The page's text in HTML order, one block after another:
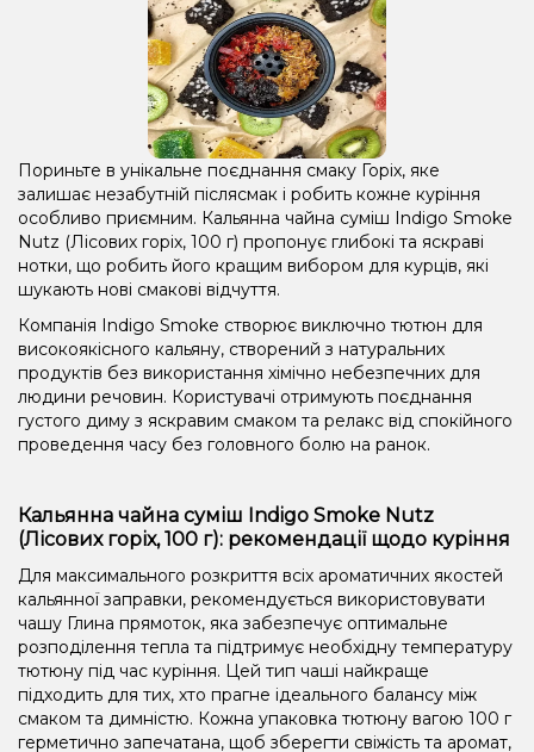
Пориньте в унікальне поєднання смаку Горіх, яке
залишає незабутній післясмак і робить кожне куріння
особливо приємним. Кальянна чайна суміш Indigo Smoke
Nutz (Лісових горіх, 100 г) пропонує глибокі та яскраві
нотки, що робить його кращим вибором для курців, які
шукають нові смакові відчуття.
Компанія Indigo Smoke створює виключно тютюн для
високоякісного кальяну, створений з натуральних
продуктів без використання хімічно небезпечних для
людини речовин. Користувачі отримують поєднання
густого диму з яскравим смаком та релакс від спокійного
проведення часу без головного болю на ранок.
Кальянна чайна суміш Indigo Smoke Nutz
(Лісових горіх, 100 г): рекомендації щодо куріння
Для максимального розкриття всіх ароматичних якостей
кальянної заправки, рекомендується використовувати
чашу Глина прямоток, яка забезпечує оптимальне
розподілення тепла та підтримує необхідну температуру
тютюну під час куріння. Цей тип чаші найкраще
підходить для тих, хто прагне ідеального балансу між
смаком та димністю. Кожна упаковка тютюну вагою 100 г
герметично запечатана, щоб зберегти свіжість та аромат,